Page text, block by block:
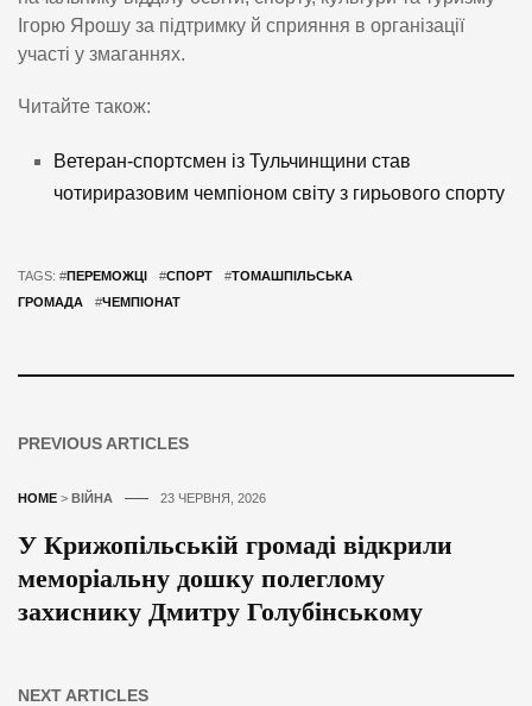
Ігорю Ярошу за підтримку й сприяння в організації
участі у змаганнях.
Читайте також:
Ветеран-спортсмен із Тульчинщини став
чотириразовим чемпіоном світу з гирьового спорту
TAGS: #ПЕРЕМОЖЦІ #СПОРТ #ТОМАШПІЛЬСЬКА
ГРОМАДА
#ЧЕМПІОНАТ
PREVIOUS ARTICLES
HOME > ВІЙНА 23 ЧЕРВНЯ, 2026
У Крижопільській громаді відкрили
меморіальну дошку полеглому
захиснику Дмитру Голубінському
NEXT ARTICLES